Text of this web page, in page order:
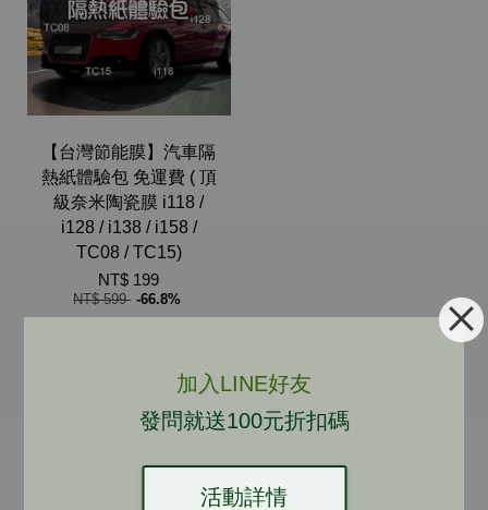
加入LINE好友
發問就送100元折扣碼
活動詳情
【台灣節能膜】汽車隔
熱紙體驗包 免運費 ( 頂
級奈米陶瓷膜 i118 /
i128 / i138 / i158 /
TC08 / TC15)
NT$ 199
NT$ 599 -66.8%